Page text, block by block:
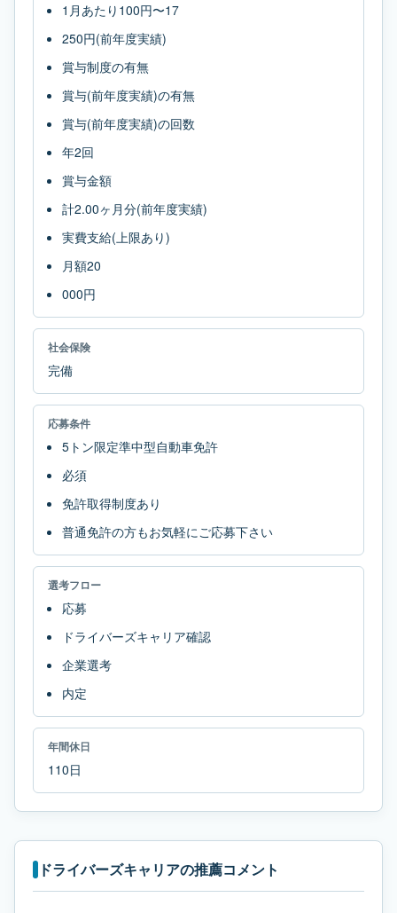
1月あたり100円〜17
250円(前年度実績)
賞与制度の有無
賞与(前年度実績)の有無
賞与(前年度実績)の回数
年2回
賞与金額
計2.00ヶ月分(前年度実績)
実費支給(上限あり)
月額20
000円
社会保険
完備
応募条件
5トン限定準中型自動車免許
必須
免許取得制度あり
普通免許の方もお気軽にご応募下さい
選考フロー
応募
ドライバーズキャリア確認
企業選考
内定
年間休日
110日
ドライバーズキャリアの推薦コメント